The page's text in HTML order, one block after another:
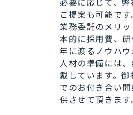
ご提案も可能です。
業務委託のメリ
本的に採用費、
年に渡るノウハ
人材の準備には
戴しています。
でのお付き合い
供させて頂きます。